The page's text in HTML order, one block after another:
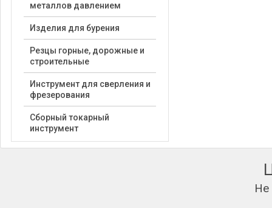
металлов давлением
Изделия для бурения
Резцы горные, дорожные и
строительные
Инструмент для сверления и
фрезерования
Сборный токарный
инструмент
Не